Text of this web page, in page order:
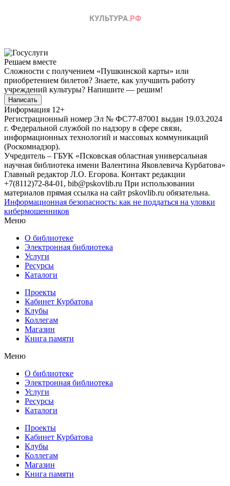
Решаем вместе
Сложности с получением «Пушкинской карты» или
приобретением билетов? Знаете, как улучшить работу
учреждений культуры? Напишите — решим!
Написать
Информация 12+
Регистрационный номер Эл № ФС77-87001 выдан 19.03.2024
г. Федеральной службой по надзору в сфере связи,
информационных технологий и массовых коммуникаций
(Роскомнадзор).
Учредитель – ГБУК «Псковская областная универсальная
научная библиотека имени Валентина Яковлевича Курбатова»
Главный редактор Л.О. Егорова. Контакт редакции
+7(8112)72-84-01, bib@pskovlib.ru При использовании
материалов прямая ссылка на сайт pskovlib.ru обязательна.
Информационная безопасность: как не поддаться на уловки
кибермошенников
Меню
О библиотеке
Электронная библиотека
Услуги
Ресурсы
Каталоги
Проекты
Кабинет Курбатова
Клубы
Коллегам
Магазин
Книга памяти
Меню
О библиотеке
Электронная библиотека
Услуги
Ресурсы
Каталоги
Проекты
Кабинет Курбатова
Клубы
Коллегам
Магазин
Книга памяти